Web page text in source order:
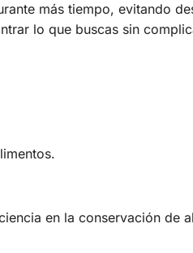
más tiempo, evitando
lo que buscas sin
en la conservación de